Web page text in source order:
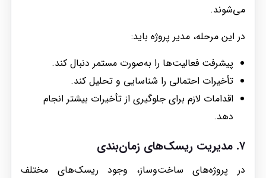
می‌شوند.
در این مرحله، مدیر پروژه باید:
پیشرفت فعالیت‌ها را به‌صورت مستمر دنبال کند.
تأخیرات احتمالی را شناسایی و تحلیل کند.
اقدامات لازم برای جلوگیری از تأخیرات بیشتر انجام
دهد.
۷. مدیریت ریسک‌های زمان‌بندی
در پروژه‌های ساخت‌وساز، وجود ریسک‌های مختلف